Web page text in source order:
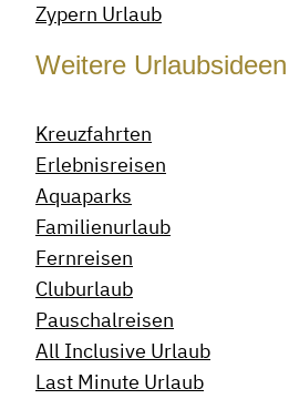
Zypern Urlaub
Weitere Urlaubsideen
Kreuzfahrten
Erlebnisreisen
Aquaparks
Familienurlaub
Fernreisen
Cluburlaub
Pauschalreisen
All Inclusive Urlaub
Last Minute Urlaub